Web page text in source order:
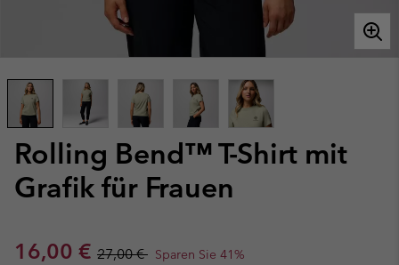
Rolling Bend™ T-Shirt mit
Grafik für Frauen
Sale price:
16,00 € Regular price:
27,00 € Sparen Sie 41%